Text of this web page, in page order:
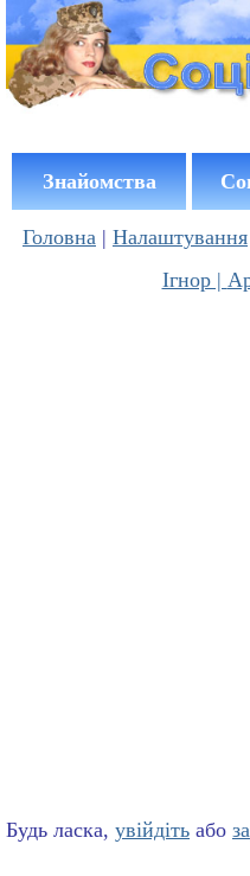
Знайомства
Головна | Налаштування
Ігнор |
Будь ласка, увійдіть або